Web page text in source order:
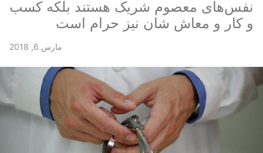
نفس‌های معصوم شريک هستند بلكه كسب
و كار و معاش شان نيز حرام است
مارس 6, 2018